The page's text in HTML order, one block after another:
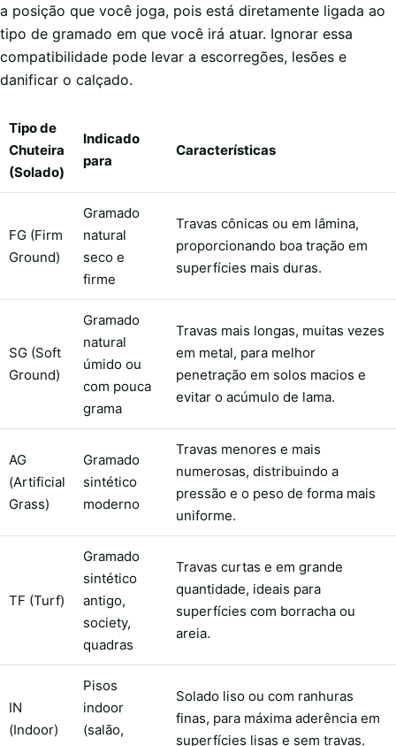
a posição que você joga, pois está diretamente ligada ao
tipo de gramado em que você irá atuar. Ignorar essa
compatibilidade pode levar a escorregões, lesões e
danificar o calçado.
Tipo de
Chuteira
(Solado)
Indicado
para
Características
FG (Firm
Ground)
Gramado
natural
seco e
firme
Travas cônicas ou em lâmina,
proporcionando boa tração em
superfícies mais duras.
SG (Soft
Ground)
Gramado
natural
úmido ou
com pouca
grama
Travas mais longas, muitas vezes
em metal, para melhor
penetração em solos macios e
evitar o acúmulo de lama.
AG
(Artificial
Grass)
Gramado
sintético
moderno
Travas menores e mais
numerosas, distribuindo a
pressão e o peso de forma mais
uniforme.
TF (Turf)
Gramado
sintético
antigo,
society,
quadras
Travas curtas e em grande
quantidade, ideais para
superfícies com borracha ou
areia.
IN
(Indoor)
Pisos
indoor
(salão,
Solado liso ou com ranhuras
finas, para máxima aderência em
superfícies lisas e sem travas.